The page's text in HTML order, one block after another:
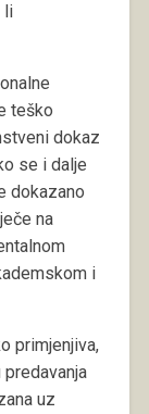
li
teško
dokaz
se i dalje
dokazano
na
i
primjenjiva,
uz